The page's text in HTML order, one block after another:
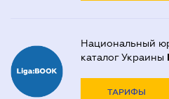
Национальный
каталог Украины
ТАРИФЫ